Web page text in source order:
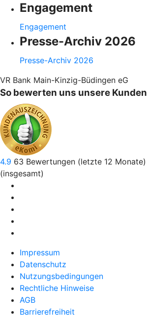
Engagement
Engagement
Presse-Archiv 2026
Presse-Archiv 2026
VR Bank Main-Kinzig-Büdingen eG
So bewerten uns unsere Kunden
4.9 63 Bewertungen (letzte 12 Monate)
(insgesamt)
Impressum
Datenschutz
Nutzungsbedingungen
Rechtliche Hinweise
AGB
Barrierefreiheit